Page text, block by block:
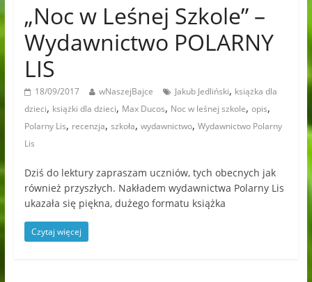
„Noc w Leśnej Szkole” –
Wydawnictwo POLARNY
LIS
18/09/2017 wNaszejBajce Jakub Jedliński, książka dla
dzieci, książki dla dzieci, Max Ducos, Noc w leśnej szkole, opis,
Polarny Lis, recenzja, szkoła, wydawnictwo, Wydawnictwo Polarny
Lis
Dziś do lektury zapraszam uczniów, tych obecnych jak
również przyszłych. Nakładem wydawnictwa Polarny Lis
ukazała się piękna, dużego formatu książka
Czytaj więcej